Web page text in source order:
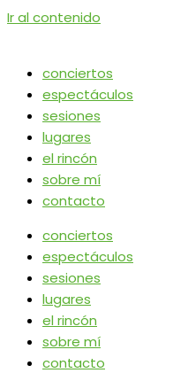
Ir al contenido
conciertos
espectáculos
sesiones
lugares
el rincón
sobre mí
contacto
conciertos
espectáculos
sesiones
lugares
el rincón
sobre mí
contacto